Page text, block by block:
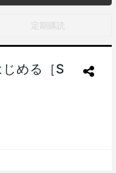
定期購読
じめる［S
造である。鋼材は、RC